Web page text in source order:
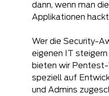
dann, wenn man
Applikationen
Wer die Security-
eigenen IT
bieten wir Pentest-
speziell auf
und Admins